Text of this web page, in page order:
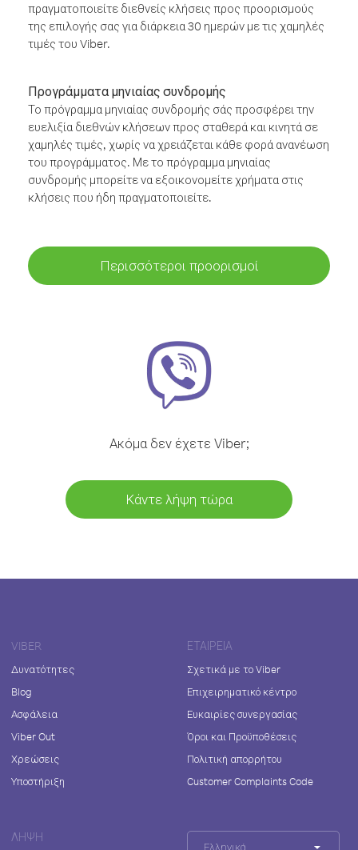
πραγματοποιείτε διεθνείς κλήσεις προς προορισμούς
της επιλογής σας για διάρκεια 30 ημερών με τις χαμηλές
τιμές του Viber.
Προγράμματα μηνιαίας συνδρομής
Το πρόγραμμα μηνιαίας συνδρομής σάς προσφέρει την
ευελιξία διεθνών κλήσεων προς σταθερά και κινητά σε
χαμηλές τιμές, χωρίς να χρειάζεται κάθε φορά ανανέωση
του προγράμματος. Με το πρόγραμμα μηνιαίας
συνδρομής μπορείτε να εξοικονομείτε χρήματα στις
κλήσεις που ήδη πραγματοποιείτε.
Περισσότεροι προορισμοί
Ακόμα δεν έχετε Viber;
Κάντε λήψη τώρα
VIBER
Δυνατότητες
Blog
Ασφάλεια
Viber Out
Χρεώσεις
Υποστήριξη
ΕΤΑΙΡΕΊΑ
Σχετικά με το Viber
Επιχειρηματικό κέντρο
Ευκαιρίες συνεργασίας
Όροι και Προϋποθέσεις
Πολιτική απορρήτου
Customer Complaints Code
ΛΉΨΗ
Ελληνικά